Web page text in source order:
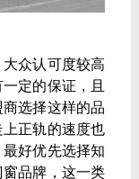
众认可度较高
定的保证，且
选择这样的品
正轨的速度也
好优先选择知
品牌，这一类